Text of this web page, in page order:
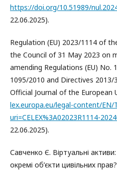
https://doi.org/10.51989/
22.06.2025).
Regulation (EU) 2023/1114 of
the Council of 31 May 2023 on
amending Regulations (EU) No.
1095/2010 and Directives 2013/
Official Journal of the European
lex.europa.eu/legal-content/EN/
uri=CELEX%3A02023R1114-
22.06.2025).
Савченко Є. Віртуальні
окремі об’єкти цивільних